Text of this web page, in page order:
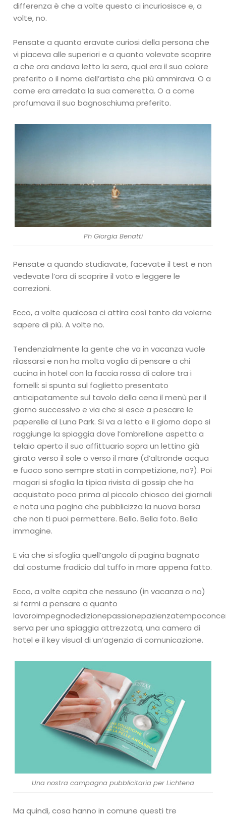
differenza è che a volte questo ci incuriosisce e, a
volte, no.
Pensate a quanto eravate curiosi della persona che
vi piaceva alle superiori e a quanto volevate scoprire
a che ora andava letto la sera, qual era il suo colore
preferito o il nome dell’artista che più ammirava. O a
come era arredata la sua cameretta. O a come
profumava il suo bagnoschiuma preferito.
Ph Giorgia Benatti
Pensate a quando studiavate, facevate il test e non
vedevate l’ora di scoprire il voto e leggere le
correzioni.
Ecco, a volte qualcosa ci attira così tanto da volerne
sapere di più. A volte no.
Tendenzialmente la gente che va in vacanza vuole
rilassarsi e non ha molta voglia di pensare a chi
cucina in hotel con la faccia rossa di calore tra i
fornelli: si spunta sul foglietto presentato
anticipatamente sul tavolo della cena il menù per il
giorno successivo e via che si esce a pescare le
paperelle al Luna Park. Si va a letto e il giorno dopo si
raggiunge la spiaggia dove l’ombrellone aspetta a
telaio aperto il suo affittuario sopra un lettino già
girato verso il sole o verso il mare (d’altronde acqua
e fuoco sono sempre stati in competizione, no?). Poi
magari si sfoglia la tipica rivista di gossip che ha
acquistato poco prima al piccolo chiosco dei giornali
e nota una pagina che pubblicizza la nuova borsa
che non ti puoi permettere. Bello. Bella foto. Bella
immagine.
E via che si sfoglia quell’angolo di pagina bagnato
dal costume fradicio dal tuffo in mare appena fatto.
Ecco, a volte capita che nessuno (in vacanza o no)
si fermi a pensare a quanto
serva per una spiaggia attrezzata, una camera di
hotel e il key visual di un’agenzia di comunicazione.
Una nostra campagna pubblicitaria per Lichtena
Ma quindi, cosa hanno in comune questi tre